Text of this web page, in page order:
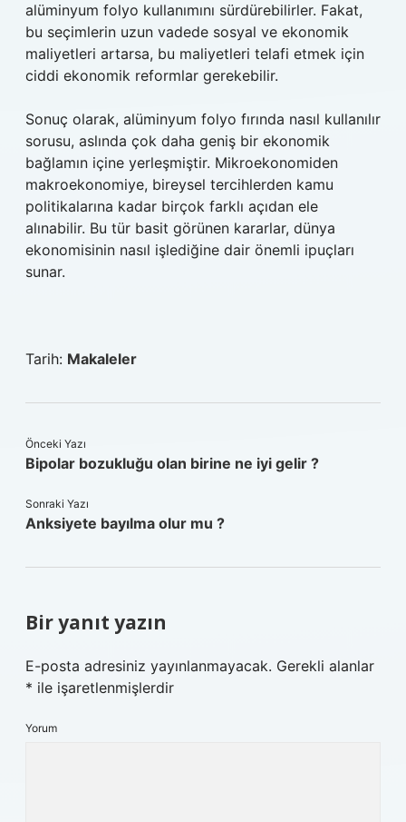
alüminyum folyo kullanımını sürdürebilirler. Fakat,
bu seçimlerin uzun vadede sosyal ve ekonomik
maliyetleri artarsa, bu maliyetleri telafi etmek için
ciddi ekonomik reformlar gerekebilir.
Sonuç olarak, alüminyum folyo fırında nasıl kullanılır
sorusu, aslında çok daha geniş bir ekonomik
bağlamın içine yerleşmiştir. Mikroekonomiden
makroekonomiye, bireysel tercihlerden kamu
politikalarına kadar birçok farklı açıdan ele
alınabilir. Bu tür basit görünen kararlar, dünya
ekonomisinin nasıl işlediğine dair önemli ipuçları
sunar.
Tarih: Makaleler
Önceki Yazı
Bipolar bozukluğu olan birine ne iyi gelir ?
Sonraki Yazı
Anksiyete bayılma olur mu ?
Bir yanıt yazın
E-posta adresiniz yayınlanmayacak. Gerekli alanlar
* ile işaretlenmişlerdir
Yorum